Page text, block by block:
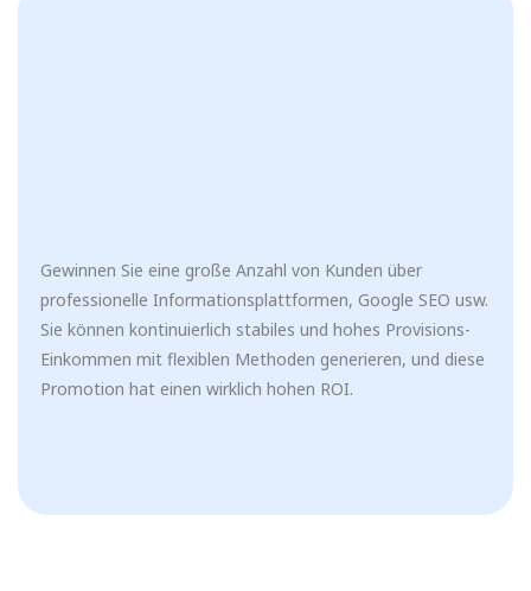
Gewinnen Sie eine große Anzahl von Kunden über
professionelle Informationsplattformen, Google SEO usw.
Sie können kontinuierlich stabiles und hohes Provisions-
Einkommen mit flexiblen Methoden generieren, und diese
Promotion hat einen wirklich hohen ROI.